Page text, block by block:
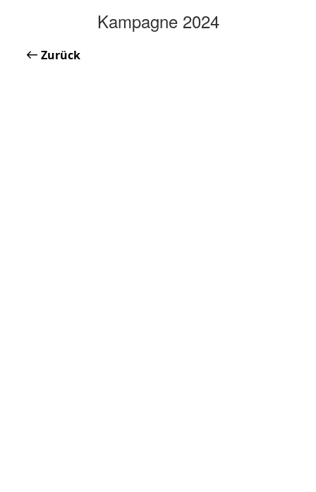
Kampagne 2024
Zurück